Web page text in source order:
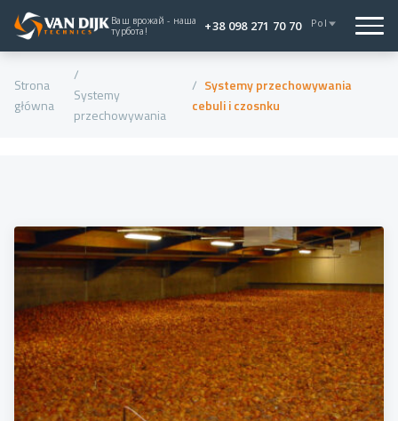
Ваш врожай - наша
турбота!
+38 098 271 70 70 Pol
Strona
główna
Systemy
przechowywania
Systemy przechowywania
cebuli i czosnku